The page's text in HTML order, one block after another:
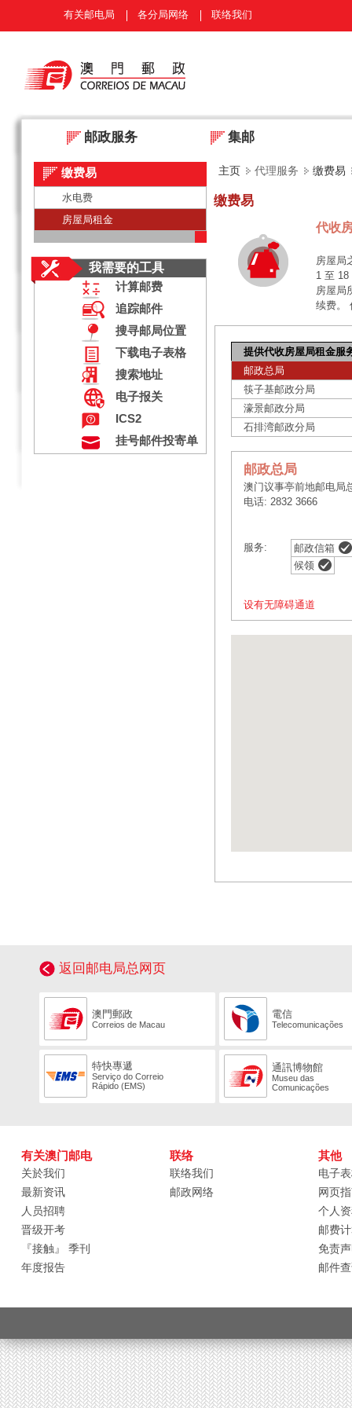
有关邮电局 各分局网络 联络我们
邮政服务 集邮
缴费易
水电费
房屋局租金
我需要的工具
计算邮费
追踪邮件
搜寻邮局位置
下载电子表格
搜索地址
电子报关
ICS2
挂号邮件投寄单
主页 代理服务 缴费易
缴费易
代收
房屋局
1 至
房屋局
续费。
提供代收房屋局租金服
邮政总局
筷子基邮政分局
濠景邮政分局
石排湾邮政分局
邮政总局
澳门议事亭前地邮电局
电话: 2832 3666
服务:
邮政信箱
候领
设有无障碍通道
返回邮电局总网页
澳門郵政
Correios de Macau
電信
Telecomunicações
特快專遞
Serviço do Correio
Rápido (EMS)
通訊博物館
Museu das
Comunicações
有关澳门邮电
关於我们
最新资讯
人员招聘
晋级开考
『接触』 季刊
年度报告
联络
联络我们
邮政网络
其他
电子
网页
个人
邮费
免责
邮件